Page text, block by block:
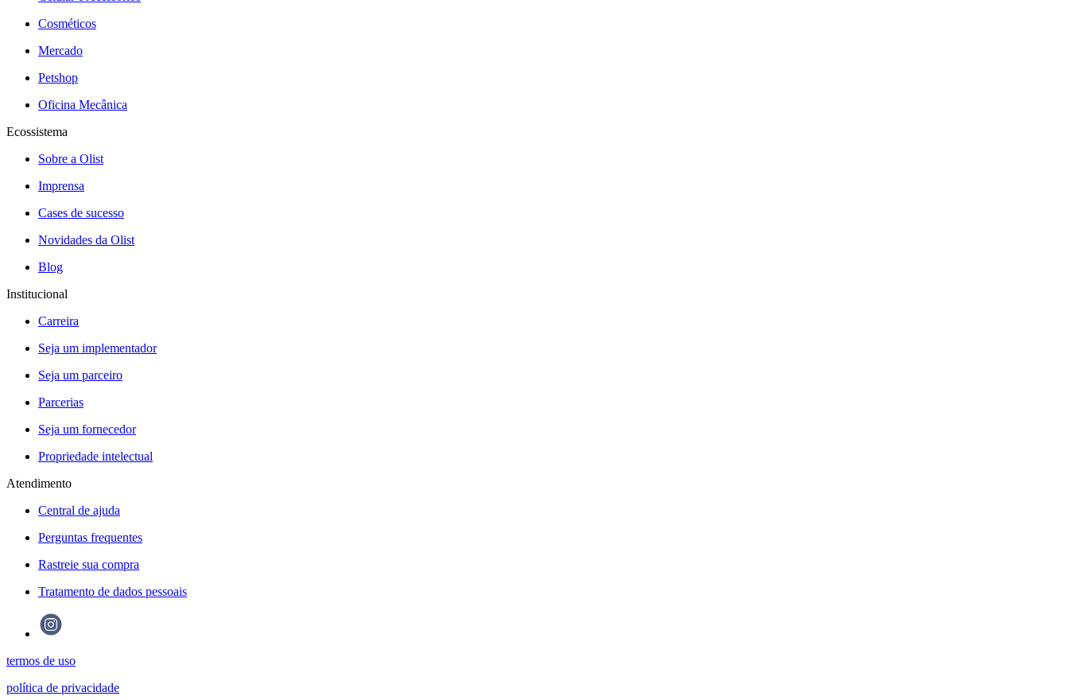
Cosméticos
Mercado
Petshop
Oficina Mecânica
Ecossistema
Sobre a Olist
Imprensa
Cases de sucesso
Novidades da Olist
Blog
Institucional
Carreira
Seja um implementador
Seja um parceiro
Parcerias
Seja um fornecedor
Propriedade intelectual
Atendimento
Central de ajuda
Perguntas frequentes
Rastreie sua compra
Tratamento de dados pessoais
termos de uso
política de privacidade